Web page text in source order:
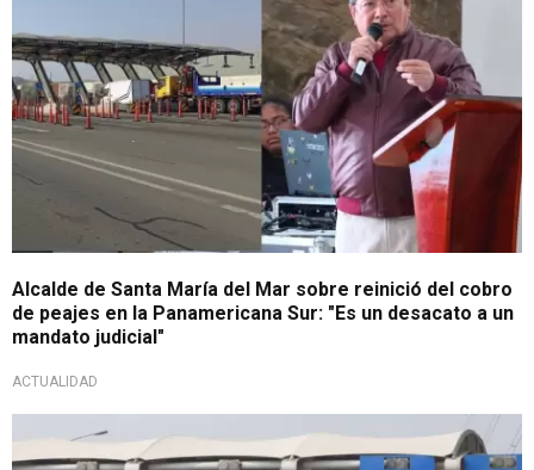
Alcalde de Santa María del Mar sobre reinició del cobro
de peajes en la Panamericana Sur: "Es un desacato a un
mandato judicial"
ACTUALIDAD
¡Lo último!